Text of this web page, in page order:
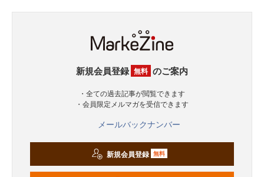
新規会員登録 無料 のご案内
・全ての過去記事が閲覧できます
・会員限定メルマガを受信できます
メールバックナンバー
新規会員登録 無料